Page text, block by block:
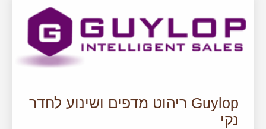
Guylop ריהוט מדפים ושינוע לחדר
נקי